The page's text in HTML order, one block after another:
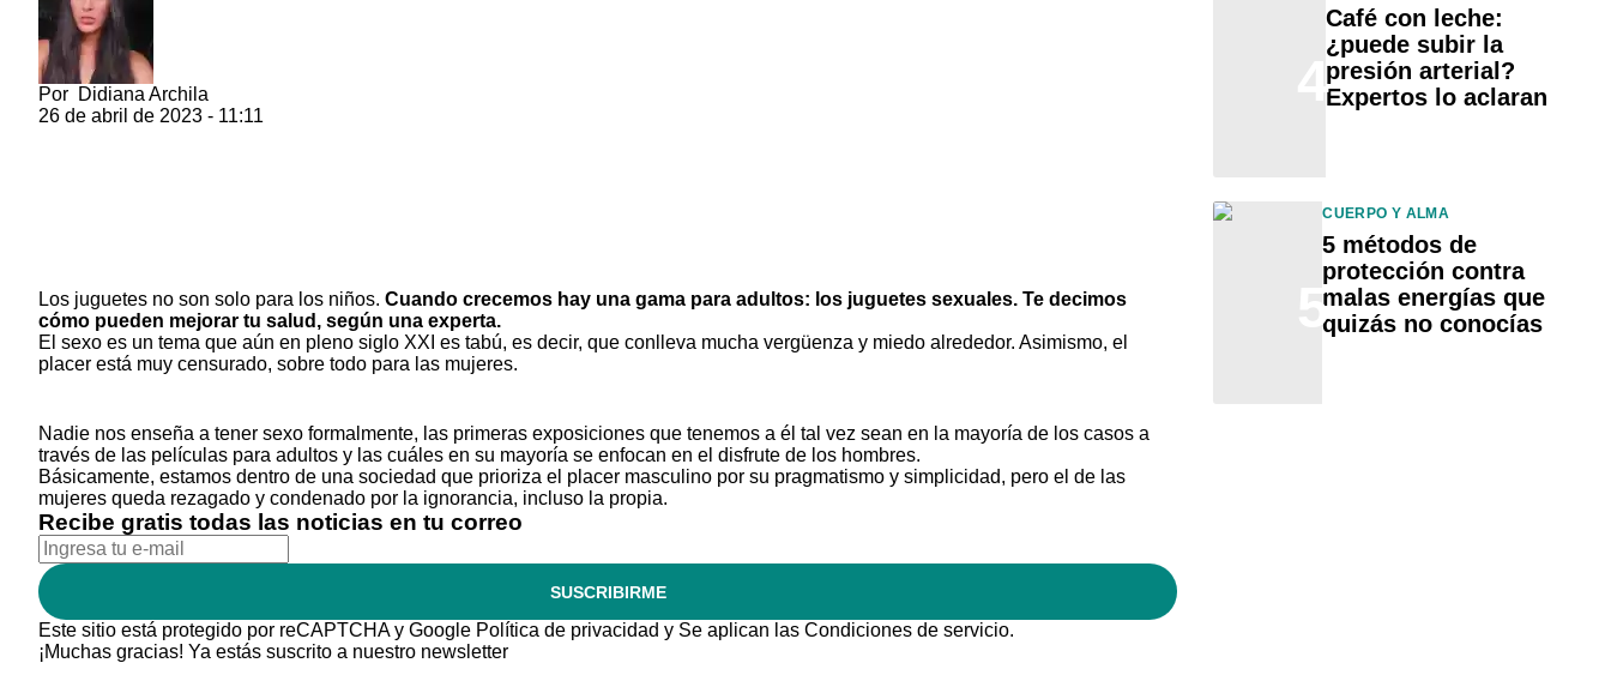
Por Didiana Archila
26 de abril de 2023 - 11:11
Los juguetes no son solo para los niños. Cuando crecemos hay una gama para adultos: los juguetes sexuales. Te decimos
cómo pueden mejorar tu salud, según una experta.
El sexo es un tema que aún en pleno siglo XXI es tabú, es decir, que conlleva mucha vergüenza y miedo alrededor. Asimismo, el
placer está muy censurado, sobre todo para las mujeres.
Nadie nos enseña a tener sexo formalmente, las primeras exposiciones que tenemos a él tal vez sean en la mayoría de los casos a
través de las películas para adultos y las cuáles en su mayoría se enfocan en el disfrute de los hombres.
Básicamente, estamos dentro de una sociedad que prioriza el placer masculino por su pragmatismo y simplicidad, pero el de las
mujeres queda rezagado y condenado por la ignorancia, incluso la propia.
Recibe gratis todas las noticias en tu correo
SUSCRIBIRME
Este sitio está protegido por reCAPTCHA y Google Política de privacidad y Se aplican las Condiciones de servicio.
¡Muchas gracias! Ya estás suscrito a nuestro newsletter
4
Café con leche:
¿puede subir la
presión arterial?
Expertos lo aclaran
5
CUERPO Y ALMA
5 métodos de
protección contra
malas energías que
quizás no conocías